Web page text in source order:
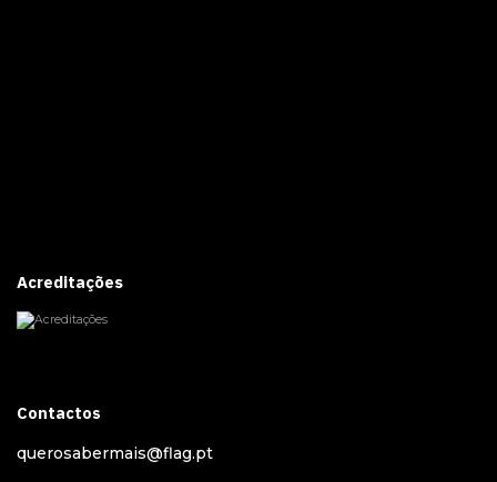
Acreditações
Contactos
querosabermais@flag.pt